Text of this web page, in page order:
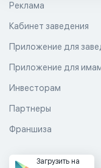
Реклама
Кабинет заведения
Приложение для
Приложение для
Инвесторам
Партнеры
Франшиза
Загрузить на